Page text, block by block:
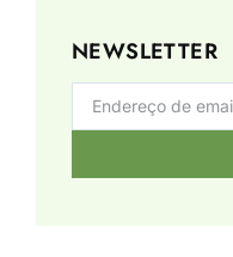
NEWSLETTER